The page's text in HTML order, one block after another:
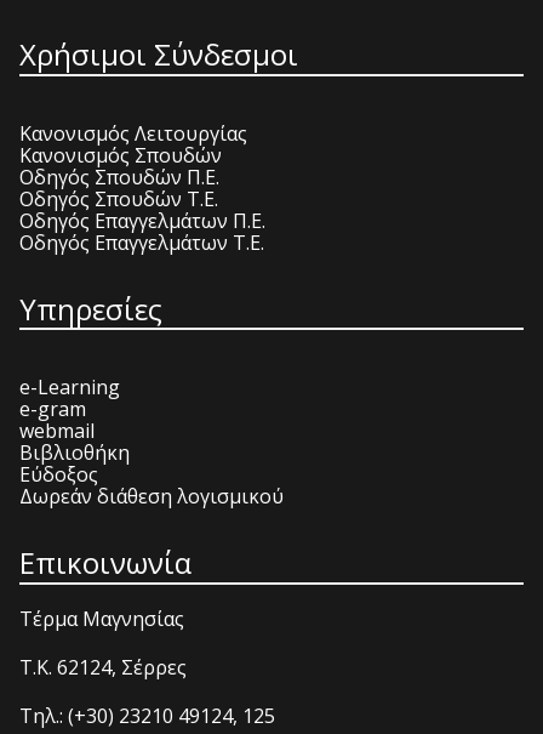
Χρήσιμοι Σύνδεσμοι
Κανονισμός Λειτουργίας
Κανονισμός Σπουδών
Οδηγός Σπουδών Π.Ε.
Οδηγός Σπουδών Τ.Ε.
Οδηγός Επαγγελμάτων Π.Ε.
Οδηγός Επαγγελμάτων Τ.Ε.
Υπηρεσίες
e-Learning
e-gram
webmail
Βιβλιοθήκη
Εύδοξος
Δωρεάν διάθεση λογισμικού
Επικοινωνία
Τέρμα Μαγνησίας
T.K. 62124, Σέρρες
Τηλ.: (+30) 23210 49124, 125